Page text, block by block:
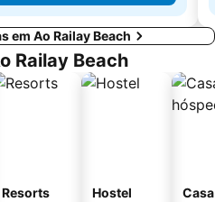
em Ao Railay Beach
Railay Beach
Resorts Hostel